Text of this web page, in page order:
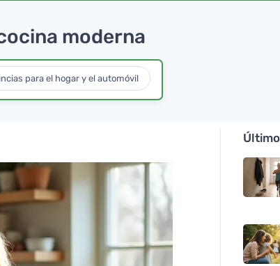
moderna
para el hogar y el automóvil